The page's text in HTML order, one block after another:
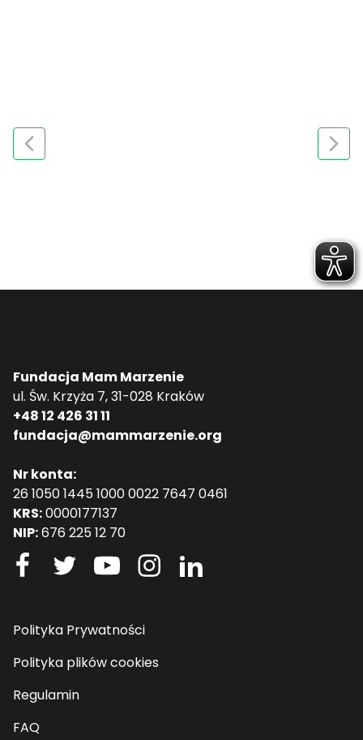
Fundacja Mam Marzenie
ul. Św. Krzyża 7, 31-028 Kraków
+48 12 426 31 11
fundacja@mammarzenie.org
Nr konta:
26 1050 1445 1000 0022 7647 0461
KRS:0000177137
NIP:676 225 12 70
Polityka Prywatności
Polityka plików cookies
Regulamin
FAQ